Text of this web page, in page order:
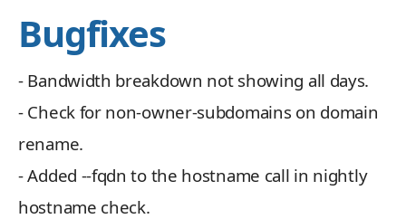
Bugfixes
- Bandwidth breakdown not showing all days.
- Check for non-owner-subdomains on domain
rename.
- Added --fqdn to the hostname call in nightly
hostname check.